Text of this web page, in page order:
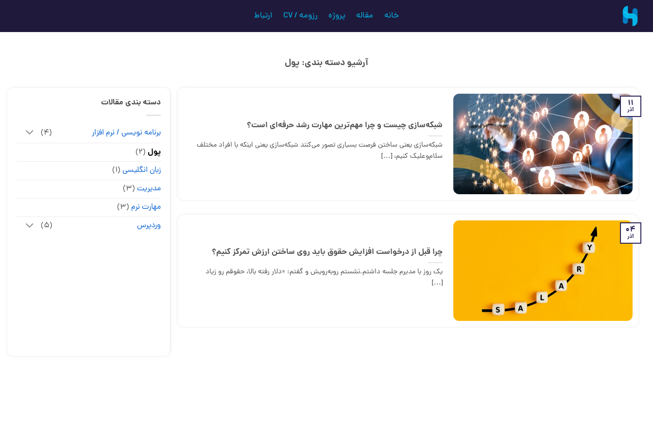
content
خانه مقاله پروژه رزومه / CV ارتباط
آرشیو دسته بندی: پول
شبکه‌سازی چیست و چرا مهم‌ترین مهارت رشد حرفه‌ای است؟
شبکه‌سازی یعنی ساختن فرصت بسیاری تصور می‌کنند شبکه‌سازی یعنی اینکه با افراد مختلف
سلام‌و‌علیک کنیم، [...]
11
آذر
چرا قبل از درخواست افزایش حقوق باید روی ساختن ارزش تمرکز کنیم؟
یک روز با مدیرم جلسه داشتم.نشستم روبه‌رویش و گفتم: «دلار رفته بالا، حقوقم رو زیاد
[...]
04
آذر
دسته بندی مقالات
برنامه نویسی / نرم افزار (۴)
پول (۲)
زبان انگلیسی (۱)
مدیریت (۳)
مهارت نرم (۳)
وردپرس
(۵)